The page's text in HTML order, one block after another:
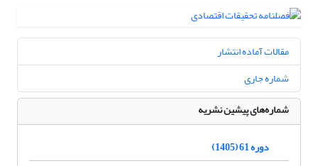
مقالات آماده انتشار
شماره جاری
شماره‌های پیشین نشریه
دوره 61 (1405)